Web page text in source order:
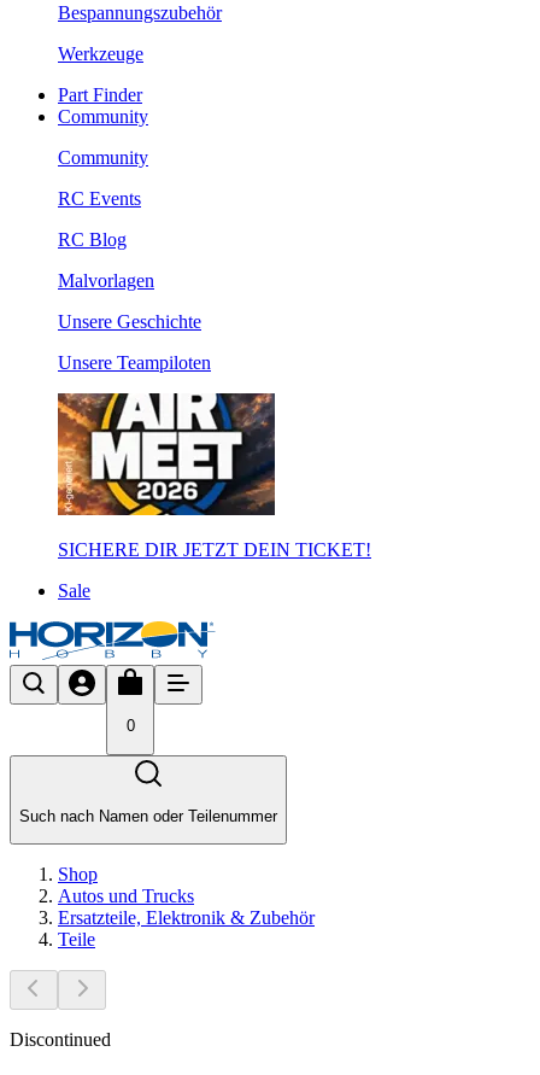
Bespannungszubehör
Werkzeuge
Part Finder
Community
Community
RC Events
RC Blog
Malvorlagen
Unsere Geschichte
Unsere Teampiloten
SICHERE DIR JETZT DEIN TICKET!
Sale
0
Such nach Namen oder Teilenummer
Shop
Autos und Trucks
Ersatzteile, Elektronik & Zubehör
Teile
Discontinued